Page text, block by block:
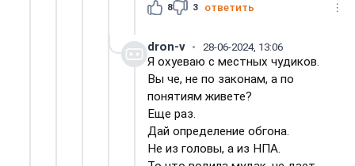
8 3 ответить
dron-v 28-06-2024, 13:06
Я охуеваю с местных чудиков.
Вы че, не по законам, а по
понятиям живете?
Еще раз.
Дай определение обгона.
Не из головы, а из НПА.